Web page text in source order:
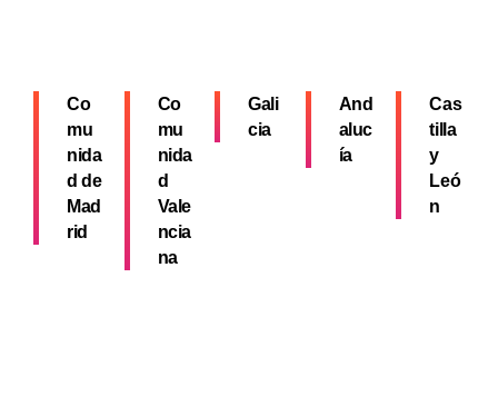
Co
mu
nida
d de
Mad
rid
Co
mu
nida
d
Vale
ncia
na
Gali
cia
And
aluc
ía
Cas
tilla
y
Leó
n